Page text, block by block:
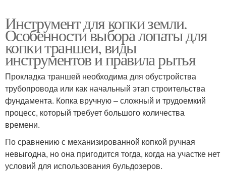
Инструмент для копки земли.
Особенности выбора лопаты для
копки траншеи, виды
инструментов и правила рытья
Прокладка траншей необходима для обустройства
трубопровода или как начальный этап строительства
фундамента. Копка вручную – сложный и трудоемкий
процесс, который требует большого количества
времени.
По сравнению с механизированной копкой ручная
невыгодна, но она пригодится тогда, когда на участке нет
условий для использования бульдозеров.